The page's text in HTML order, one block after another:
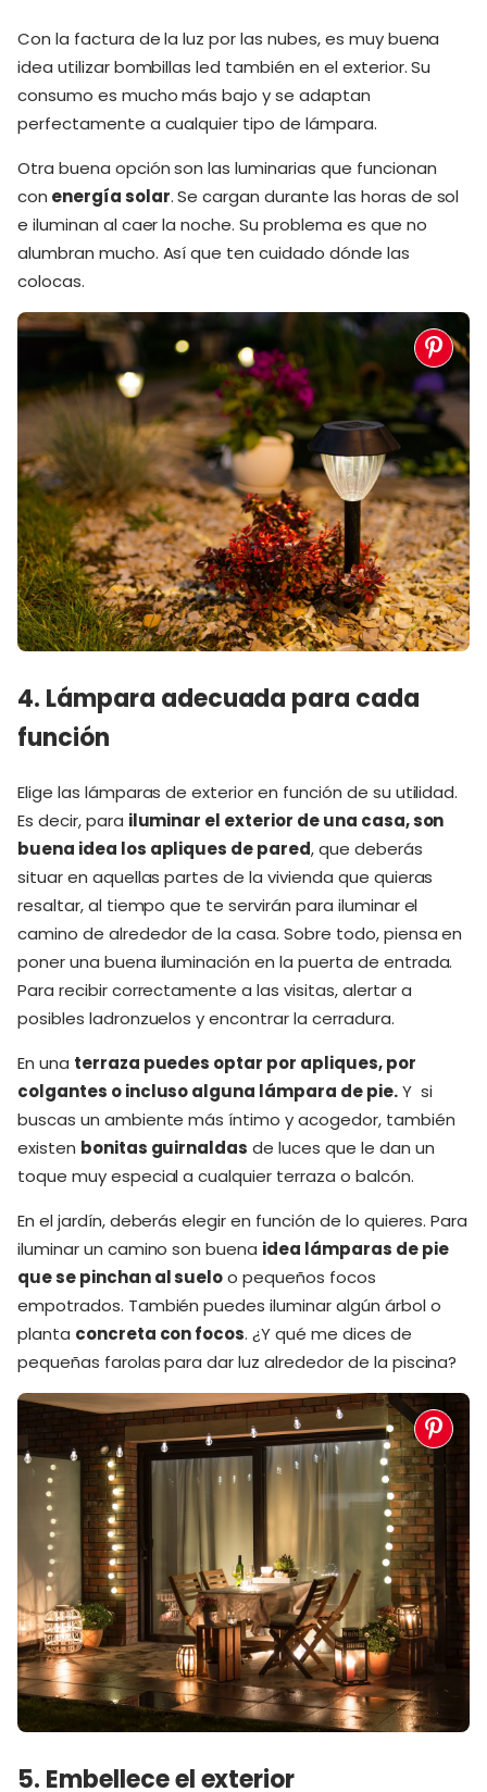
Con la factura de la luz por las nubes, es muy buena
idea utilizar bombillas led también en el exterior. Su
consumo es mucho más bajo y se adaptan
perfectamente a cualquier tipo de lámpara.
Otra buena opción son las luminarias que funcionan
con energía solar. Se cargan durante las horas de sol
e iluminan al caer la noche. Su problema es que no
alumbran mucho. Así que ten cuidado dónde las
colocas.
4. Lámpara adecuada para cada
función
Elige las lámparas de exterior en función de su utilidad.
Es decir, para iluminar el exterior de una casa, son
buena idea los apliques de pared, que deberás
situar en aquellas partes de la vivienda que quieras
resaltar, al tiempo que te servirán para iluminar el
camino de alrededor de la casa. Sobre todo, piensa en
poner una buena iluminación en la puerta de entrada.
Para recibir correctamente a las visitas, alertar a
posibles ladronzuelos y encontrar la cerradura.
En una terraza puedes optar por apliques, por
colgantes o incluso alguna lámpara de pie.Y si
buscas un ambiente más íntimo y acogedor, también
existen bonitas guirnaldas de luces que le dan un
toque muy especial a cualquier terraza o balcón.
En el jardín, deberás elegir en función de lo quieres. Para
iluminar un camino son buena idea lámparas de pie
que se pinchan al sueloo pequeños focos
empotrados. También puedes iluminar algún árbol o
planta concreta con focos. ¿Y qué me dices de
pequeñas farolas para dar luz alrededor de la piscina?
5. Embellece el exterior